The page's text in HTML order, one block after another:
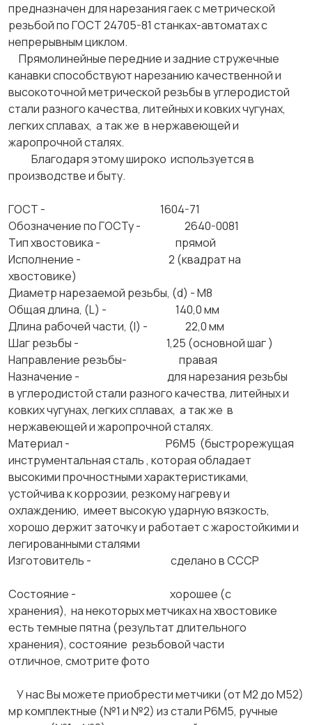
предназначен для нарезания гаек с метрической
резьбой по ГОСТ 24705-81 станках-автоматах с
непрерывным циклом.
Прямолинейные передние и задние стружечные
канавки способствуют нарезанию качественной и
высокоточной метрической резьбы в углеродистой
стали разного качества, литейных и ковких чугунах,
легких сплавах, а так же в нержавеющей и
жаропрочной сталях.
Благодаря этому широко используется в
производстве и быту.
ГОСТ - 1604-71
Обозначение по ГОСТу - 2640-0081
Тип хвостовика - прямой
Исполнение - 2 (квадрат на
хвостовике)
Диаметр нарезаемой резьбы, (d) - М8
Общая длина, (L) - 140,0 мм
Длина рабочей части, (l) - 22,0 мм
Шаг резьбы - 1,25 (основной шаг )
Направление резьбы- правая
Назначение - для нарезания резьбы
в углеродистой стали разного качества, литейных и
ковких чугунах, легких сплавах, а так же в
нержавеющей и жаропрочной сталях.
Материал - Р6М5 (быстрорежущая
инструментальная сталь , которая обладает
высокими прочностными характеристиками,
устойчива к коррозии, резкому нагреву и
охлаждению, имеет высокую ударную вязкость,
хорошо держит заточку и работает с жаростойкими и
легированными сталями
Изготовитель - сделано в СССР
Состояние - хорошее (с
хранения), на некоторых метчиках на хвостовике
есть темные пятна (результат длительного
хранения), состояние резьбовой части
отличное, смотрите фото
У нас Вы можете приобрести метчики (от М2 до М52)
мр комплектные (№1 и №2) из стали Р6М5, ручные